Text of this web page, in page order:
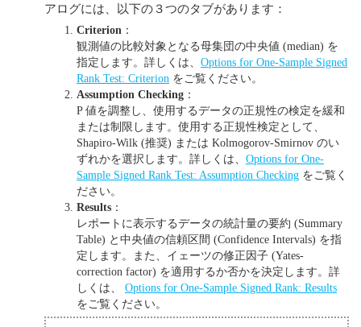
アログには、以下の３つのタブがあります：
Criterion ：
観測値の比較対象となる母集団の中央値 (median) を
指定します。詳しくは、 Options for One-Sample Signed
Rank Test: Criterion をご覧ください。
Assumption Checking ：
P 値を調整し、使用するデータの正規性の検定を緩和
または制限します。使用する正規性検定として、
Shapiro-Wilk (推奨) または Kolmogorov-Smirnov のい
ずれかを選択します。詳しくは、 Options for One-
Sample Signed Rank Test: Assumption Checking をご覧く
ださい。
Results ：
レポートに表示するデータの統計量の要約 (Summary
Table) と中央値の信頼区間 (Confidence Intervals) を指
定します。また、イェーツの修正因子 (Yates-
correction factor) を適用するか否かを決定します。詳
しくは、 Options for One-Sample Signed Rank: Results
をご覧ください。